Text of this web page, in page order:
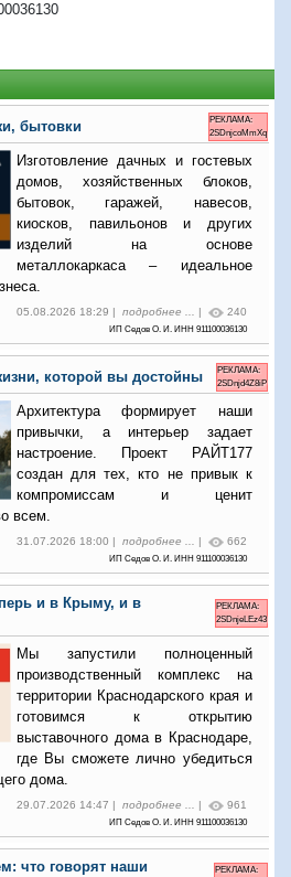
бытовки
РЕКЛАМА:
2SDnjcoMmXq
Изготовление дачных и гостевых
домов, хозяйственных блоков,
бытовок, гаражей, навесов,
киосков, павильонов и других
изделий на основе
металлокаркаса – идеальное
05.08.2026 18:29 | подробнее ... | 240
ИП Седов О. И. ИНН 911100036130
которой вы достойны
РЕКЛАМА:
2SDnjd4Z8iP
Архитектура формирует наши
привычки, а интерьер задает
настроение. Проект РАЙТ177
создан для тех, кто не привык к
компромиссам и ценит
всем.
31.07.2026 18:00 | подробнее ... | 662
ИП Седов О. И. ИНН 911100036130
и в Крыму, и в
РЕКЛАМА:
2SDnjeLEz43
Мы запустили полноценный
производственный комплекс на
территории Краснодарского края и
готовимся к открытию
выставочного дома в Краснодаре,
где Вы сможете лично убедиться
дома.
29.07.2026 14:47 | подробнее ... | 961
ИП Седов О. И. ИНН 911100036130
что говорят наши
РЕКЛАМА: